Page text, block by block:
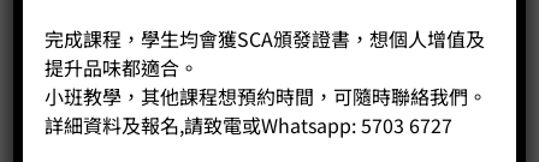
相關商品
完成課程，學生均會獲SCA頒發證書，想個人增值及
提升品味都適合。
小班教學，其他課程想預約時間，可隨時聯絡我們。
詳細資料及報名,請致電或Whatsapp: 5703 6727